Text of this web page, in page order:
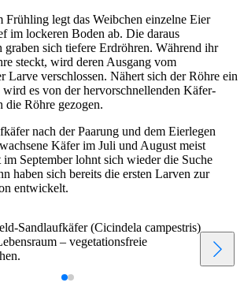
Frühling legt das Weibchen einzelne Eier
im lockeren Boden ab. Die daraus
graben sich tiefere Erdröhren. Während ihr
steckt, wird deren Ausgang vom
Larve verschlossen. Nähert sich der Röhre ein
wird es von der hervorschnellenden Käfer-
die Röhre gezogen.
nach der Paarung und dem Eierlegen
Käfer im Juli und August meist
September lohnt sich wieder die Suche
haben sich bereits die ersten Larven zur
entwickelt.